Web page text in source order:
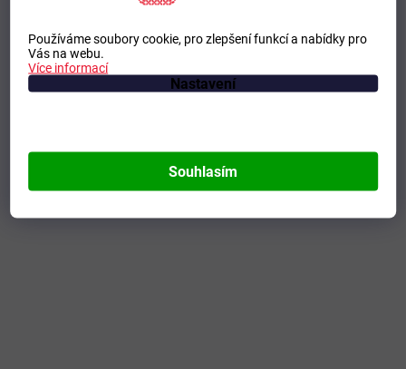
Používáme soubory cookie, pro zlepšení funkcí a nabídky pro
Vás na webu.
Více informací
Nastavení
Souhlasím